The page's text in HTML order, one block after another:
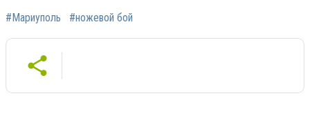
#Мариуполь #ножевой бой